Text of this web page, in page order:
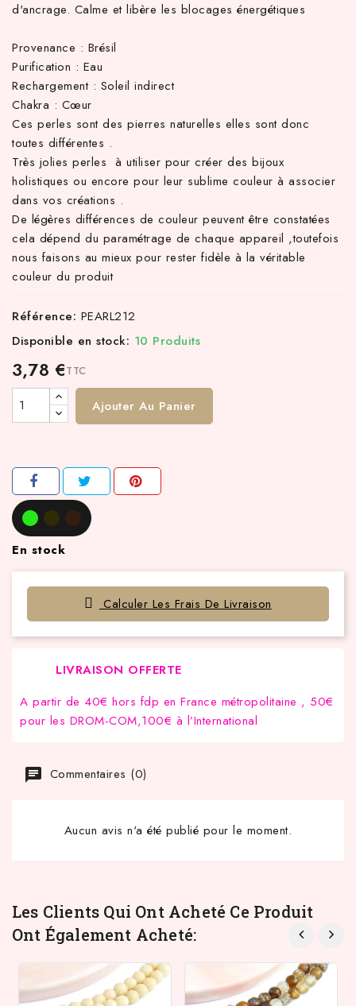
d'ancrage. Calme et libère les blocages énergétiques
Provenance : Brésil
Purification : Eau
Rechargement : Soleil indirect
Chakra : Cœur
Ces perles sont des pierres naturelles elles sont donc
toutes différentes .
Très jolies perles à utiliser pour créer des bijoux
holistiques ou encore pour leur sublime couleur à associer
dans vos créations .
De légères différences de couleur peuvent être constatées
cela dépend du paramétrage de chaque appareil ,toutefois
nous faisons au mieux pour rester fidèle à la véritable
couleur du produit
Référence: PEARL212
Disponible en stock: 10 Produits
3,78 €TTC
Ajouter Au Panier
En stock
Calculer Les Frais De Livraison
LIVRAISON OFFERTE
A partir de 40€ hors fdp en France métropolitaine , 50€
pour les DROM-COM,100€ à l’International
Commentaires (0)
Aucun avis n'a été publié pour le moment.
Les Clients Qui Ont Acheté Ce Produit
Ont Également Acheté: